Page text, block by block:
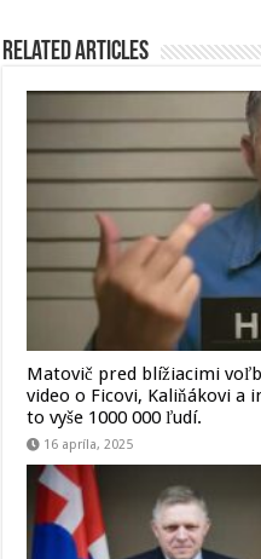
Related Articles
Matovič pred blížiacimi
video o Ficovi, Kaliňákovi a
to vyše 1000 000 ľudí.
16 apríla, 2025